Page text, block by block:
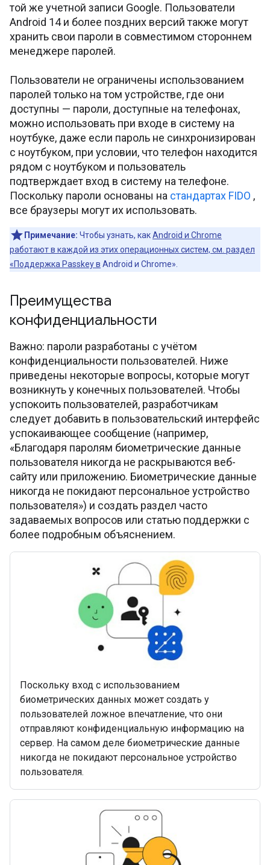
той же учетной записи Google. Пользователи
Android 14 и более поздних версий также могут
хранить свои пароли в совместимом стороннем
менеджере паролей.
Пользователи не ограничены использованием
паролей только на том устройстве, где они
доступны — пароли, доступные на телефонах,
можно использовать при входе в систему на
ноутбуке, даже если пароль не синхронизирован
с ноутбуком, при условии, что телефон находится
рядом с ноутбуком и пользователь
подтверждает вход в систему на телефоне.
Поскольку пароли основаны на стандартах FIDO ,
все браузеры могут их использовать.
Примечание: Чтобы узнать, какAndroid и Chrome
работают в каждой из этих операционных систем, см. раздел
«Поддержка Passkey в Android и Chrome».
Преимущества
конфиденциальности
Важно: пароли разработаны с учётом
конфиденциальности пользователей. Ниже
приведены некоторые вопросы, которые могут
возникнуть у конечных пользователей. Чтобы
успокоить пользователей, разработчикам
следует добавить в пользовательский интерфейс
успокаивающее сообщение (например,
«Благодаря паролям биометрические данные
пользователя никогда не раскрываются веб-
сайту или приложению. Биометрические данные
никогда не покидают персональное устройство
пользователя») и создать раздел часто
задаваемых вопросов или статью поддержки с
более подробным объяснением.
Поскольку вход с использованием
биометрических данных может создать у
пользователей ложное впечатление, что они
отправляют конфиденциальную информацию на
сервер. На самом деле биометрические данные
никогда не покидают персональное устройство
пользователя.